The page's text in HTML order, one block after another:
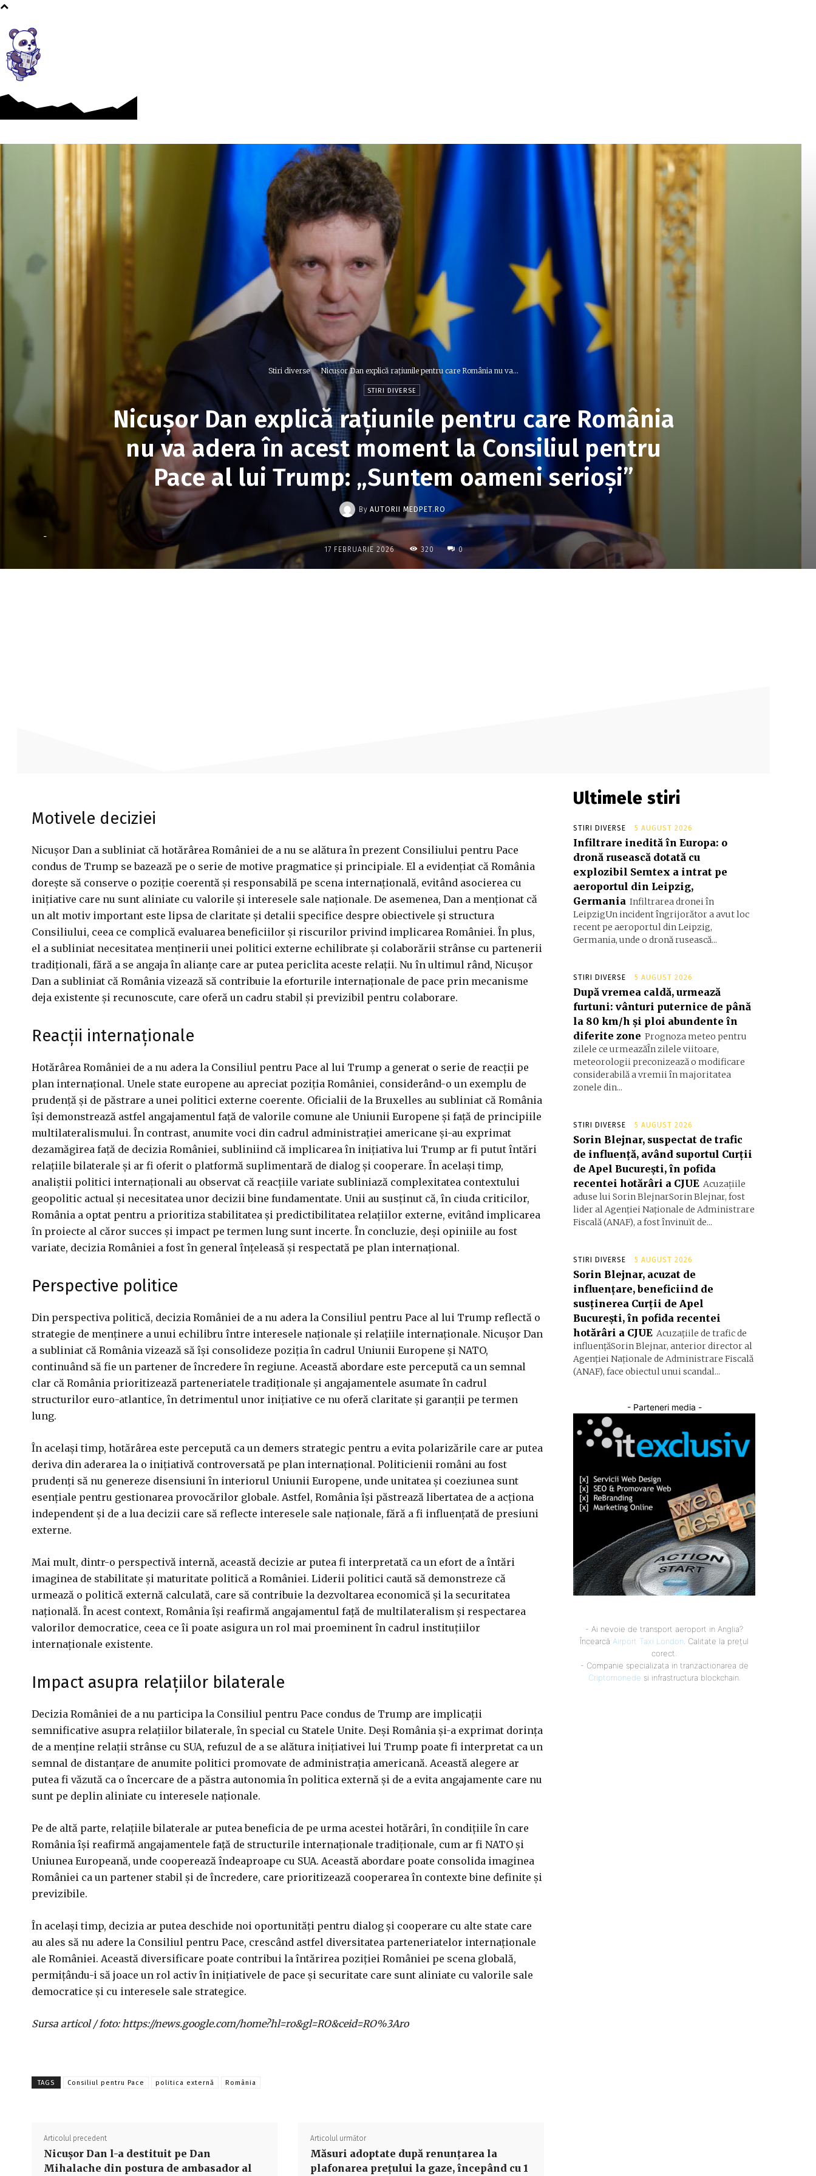
Stiri diverse Nicușor Dan explică rațiunile pentru care România nu va...
STIRI DIVERSE
Nicușor Dan explică rațiunile pentru care România
nu va adera în acest moment la Consiliul pentru
Pace al lui Trump: „Suntem oameni serioși”
By AUTORII MEDPET.RO
-
17 FEBRUARIE 2026 320 0
Motivele deciziei
Nicușor Dan a subliniat că hotărârea României de a nu se alătura în prezent Consiliului pentru Pace
condus de Trump se bazează pe o serie de motive pragmatice și principiale. El a evidențiat că România
dorește să conserve o poziție coerentă și responsabilă pe scena internațională, evitând asocierea cu
inițiative care nu sunt aliniate cu valorile și interesele sale naționale. De asemenea, Dan a menționat că
un alt motiv important este lipsa de claritate și detalii specifice despre obiectivele și structura
Consiliului, ceea ce complică evaluarea beneficiilor și riscurilor privind implicarea României. În plus,
el a subliniat necesitatea menținerii unei politici externe echilibrate și colaborării strânse cu partenerii
tradiționali, fără a se angaja în alianțe care ar putea periclita aceste relații. Nu în ultimul rând, Nicușor
Dan a subliniat că România vizează să contribuie la eforturile internaționale de pace prin mecanisme
deja existente și recunoscute, care oferă un cadru stabil și previzibil pentru colaborare.
Reacții internaționale
Hotărârea României de a nu adera la Consiliul pentru Pace al lui Trump a generat o serie de reacții pe
plan internațional. Unele state europene au apreciat poziția României, considerând-o un exemplu de
prudență și de păstrare a unei politici externe coerente. Oficialii de la Bruxelles au subliniat că România
își demonstrează astfel angajamentul față de valorile comune ale Uniunii Europene și față de principiile
multilateralismului. În contrast, anumite voci din cadrul administrației americane și-au exprimat
dezamăgirea față de decizia României, subliniind că implicarea în inițiativa lui Trump ar fi putut întări
relațiile bilaterale și ar fi oferit o platformă suplimentară de dialog și cooperare. În același timp,
analiștii politici internaționali au observat că reacțiile variate subliniază complexitatea contextului
geopolitic actual și necesitatea unor decizii bine fundamentate. Unii au susținut că, în ciuda criticilor,
România a optat pentru a prioritiza stabilitatea și predictibilitatea relațiilor externe, evitând implicarea
în proiecte al căror succes și impact pe termen lung sunt incerte. În concluzie, deși opiniile au fost
variate, decizia României a fost în general înțeleasă și respectată pe plan internațional.
Perspective politice
Din perspectiva politică, decizia României de a nu adera la Consiliul pentru Pace al lui Trump reflectă o
strategie de menținere a unui echilibru între interesele naționale și relațiile internaționale. Nicușor Dan
a subliniat că România vizează să își consolideze poziția în cadrul Uniunii Europene și NATO,
continuând să fie un partener de încredere în regiune. Această abordare este percepută ca un semnal
clar că România prioritizează parteneriatele tradiționale și angajamentele asumate în cadrul
structurilor euro-atlantice, în detrimentul unor inițiative ce nu oferă claritate și garanții pe termen
lung.
În același timp, hotărârea este percepută ca un demers strategic pentru a evita polarizările care ar putea
deriva din aderarea la o inițiativă controversată pe plan internațional. Politicienii români au fost
prudenți să nu genereze disensiuni în interiorul Uniunii Europene, unde unitatea și coeziunea sunt
esențiale pentru gestionarea provocărilor globale. Astfel, România își păstrează libertatea de a acționa
independent și de a lua decizii care să reflecte interesele sale naționale, fără a fi influențată de presiuni
externe.
Mai mult, dintr-o perspectivă internă, această decizie ar putea fi interpretată ca un efort de a întări
imaginea de stabilitate și maturitate politică a României. Liderii politici caută să demonstreze că
urmează o politică externă calculată, care să contribuie la dezvoltarea economică și la securitatea
națională. În acest context, România își reafirmă angajamentul față de multilateralism și respectarea
valorilor democratice, ceea ce îi poate asigura un rol mai proeminent în cadrul instituțiilor
internaționale existente.
Impact asupra relațiilor bilaterale
Decizia României de a nu participa la Consiliul pentru Pace condus de Trump are implicații
semnificative asupra relațiilor bilaterale, în special cu Statele Unite. Deși România și-a exprimat dorința
de a menține relații strânse cu SUA, refuzul de a se alătura inițiativei lui Trump poate fi interpretat ca un
semnal de distanțare de anumite politici promovate de administrația americană. Această alegere ar
putea fi văzută ca o încercare de a păstra autonomia în politica externă și de a evita angajamente care nu
sunt pe deplin aliniate cu interesele naționale.
Pe de altă parte, relațiile bilaterale ar putea beneficia de pe urma acestei hotărâri, în condițiile în care
România își reafirmă angajamentele față de structurile internaționale tradiționale, cum ar fi NATO și
Uniunea Europeană, unde cooperează îndeaproape cu SUA. Această abordare poate consolida imaginea
României ca un partener stabil și de încredere, care prioritizează cooperarea în contexte bine definite și
previzibile.
În același timp, decizia ar putea deschide noi oportunități pentru dialog și cooperare cu alte state care
au ales să nu adere la Consiliul pentru Pace, crescând astfel diversitatea parteneriatelor internaționale
ale României. Această diversificare poate contribui la întărirea poziției României pe scena globală,
permițându-i să joace un rol activ în inițiativele de pace și securitate care sunt aliniate cu valorile sale
democratice și cu interesele sale strategice.
Sursa articol / foto: https://news.google.com/home?hl=ro&gl=RO&ceid=RO%3Aro
TAGS Consiliul pentru Pace politica externă România
Articolul precedent
Nicușor Dan l-a destituit pe Dan
Mihalache din postura de ambasador al
Articolul următor
Măsuri adoptate după renunțarea la
plafonarea prețului la gaze, începând cu 1
Ultimele stiri
STIRI DIVERSE 5 AUGUST 2026
Infiltrare inedită în Europa: o
dronă rusească dotată cu
explozibil Semtex a intrat pe
aeroportul din Leipzig,
Germania Infiltrarea dronei în
LeipzigUn incident îngrijorător a avut loc
recent pe aeroportul din Leipzig,
Germania, unde o dronă rusească...
STIRI DIVERSE 5 AUGUST 2026
După vremea caldă, urmează
furtuni: vânturi puternice de până
la 80 km/h și ploi abundente în
diferite zone Prognoza meteo pentru
zilele ce urmeazăÎn zilele viitoare,
meteorologii preconizează o modificare
considerabilă a vremii în majoritatea
zonele din...
STIRI DIVERSE 5 AUGUST 2026
Sorin Blejnar, suspectat de trafic
de influență, având suportul Curții
de Apel București, în pofida
recentei hotărâri a CJUE Acuzațiile
aduse lui Sorin BlejnarSorin Blejnar, fost
lider al Agenției Naționale de Administrare
Fiscală (ANAF), a fost învinuït de...
STIRI DIVERSE 5 AUGUST 2026
Sorin Blejnar, acuzat de
influențare, beneficiind de
susținerea Curții de Apel
București, în pofida recentei
hotărâri a CJUE Acuzațiile de trafic de
influențăSorin Blejnar, anterior director al
Agenției Naționale de Administrare Fiscală
(ANAF), face obiectul unui scandal...
- Parteneri media -
- Ai nevoie de transport aeroport in Anglia?
Încearcă Airport Taxi London. Calitate la prețul
corect.
- Companie specializata in tranzactionarea de
Criptomonede si infrastructura blockchain.